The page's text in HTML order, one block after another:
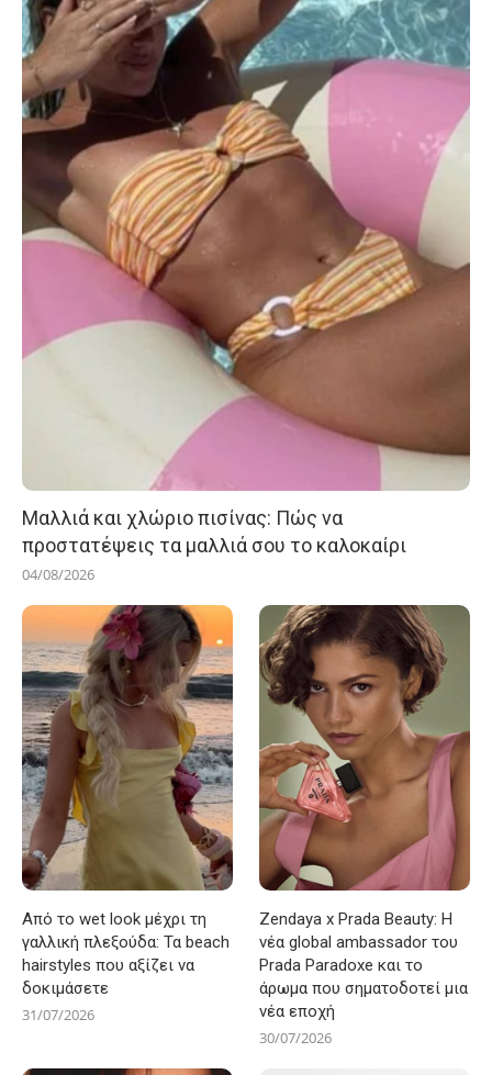
Μαλλιά και χλώριο πισίνας: Πώς να
προστατέψεις τα μαλλιά σου το καλοκαίρι
04/08/2026
Από το wet look μέχρι τη
γαλλική πλεξούδα: Τα beach
hairstyles που αξίζει να
δοκιμάσετε
31/07/2026
Zendaya x Prada Beauty: Η
νέα global ambassador του
Prada Paradoxe και το
άρωμα που σηματοδοτεί μια
νέα εποχή
30/07/2026